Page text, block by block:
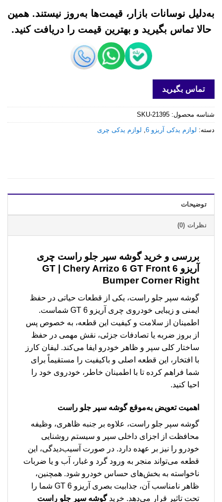
به‌دلیل نوسانات بازار، قیمت‌ها به‌روز نیستند. همین
حالا تماس بگیرید و بهترین قیمت را دریافت کنید.
تماس بگیرید
شناسه محصول: SKU-21395
دسته: لوازم یدکی آریزو 6 لوازم یدکی چری
توضیحات
نظرات (0)
بررسی و خریدگوشه سپر جلو راست چری
آریزو 6 GT | Chery Arrizo 6 GT Front
Bumper Corner Right
گوشه سپر جلو راست، یکی از قطعات حیاتی در حفظ
ایمنی و زیبایی خودروی چری آریزو 6 GT شماست.
اطمینان از سلامت و کیفیت این قطعه، به خصوص پس
از بروز ضربه یا تصادفات جزئی، نقش مهمی در حفظ
ساختار کلی سپر و ظاهر خودرو ایفا می‌کند. لیفان کارز
با افتخار، این قطعه اصلی و باکیفیت را مستقیماً برای
شما فراهم کرده تا با اطمینان خاطر، خودروی خود را
احیا کنید.
اهمیت تعویض به‌موقع گوشه سپر جلو راست
گوشه سپر جلو راست، علاوه بر جنبه ظاهری، وظیفه
محافظت از اجزای داخلی سپر و سیستم روشنایی
خودرو را نیز بر عهده دارد. در صورت آسیب‌دیدگی، این
قطعه می‌تواند منجر به ورود گرد و غبار، آب و یا ضربات
ناخواسته به بخش‌های حساس خودرو شود. همچنین،
ظاهر نامناسب آن، جذابیت بصری آریزو 6 GT شما را
تحت تاثیر قرار می‌دهد. خریدگوشه سپر جلو راست